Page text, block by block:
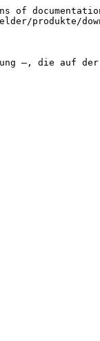
produkte/
–, die auf der